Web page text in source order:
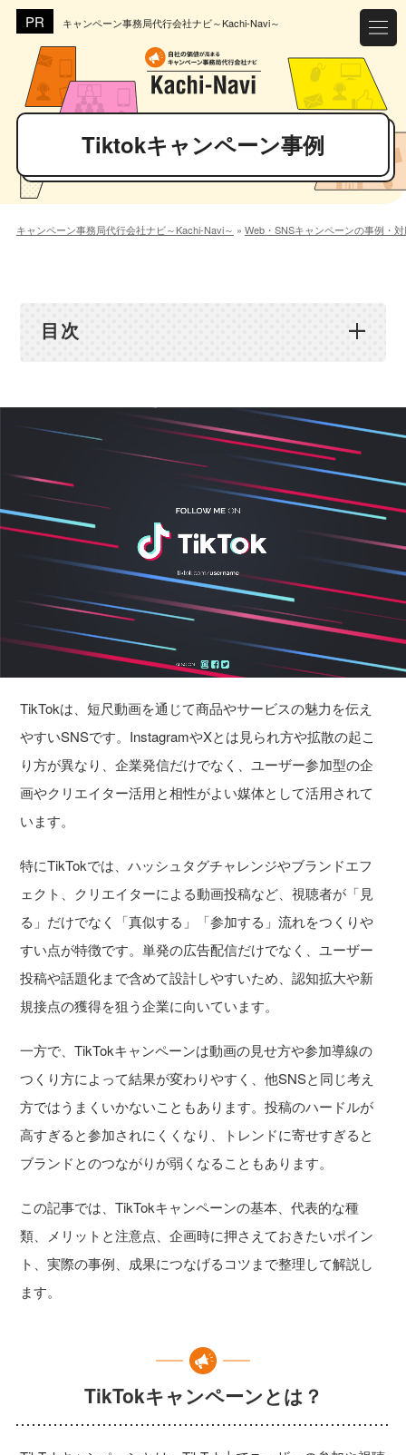
キャンペーン事務局代行会社ナビ～Kachi-Navi～
Tiktokキャンペーン事例
キャンペーン事務局代行会社ナビ～Kachi-Navi～ » Web・SNSキャンペーンの事例・
目次
TikTokは、短尺動画を通じて商品やサービスの魅力を伝え
やすいSNSです。InstagramやXとは見られ方や拡散の起こ
り方が異なり、企業発信だけでなく、ユーザー参加型の企
画やクリエイター活用と相性がよい媒体として活用されて
います。
特にTikTokでは、ハッシュタグチャレンジやブランドエフ
ェクト、クリエイターによる動画投稿など、視聴者が「見
る」だけでなく「真似する」「参加する」流れをつくりや
すい点が特徴です。単発の広告配信だけでなく、ユーザー
投稿や話題化まで含めて設計しやすいため、認知拡大や新
規接点の獲得を狙う企業に向いています。
一方で、TikTokキャンペーンは動画の見せ方や参加導線の
つくり方によって結果が変わりやすく、他SNSと同じ考え
方ではうまくいかないこともあります。投稿のハードルが
高すぎると参加されにくくなり、トレンドに寄せすぎると
ブランドとのつながりが弱くなることもあります。
この記事では、TikTokキャンペーンの基本、代表的な種
類、メリットと注意点、企画時に押さえておきたいポイン
ト、実際の事例、成果につなげるコツまで整理して解説し
ます。
TikTokキャンペーンとは？